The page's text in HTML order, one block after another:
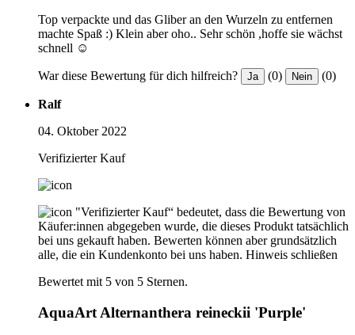
Top verpackte und das Gliber an den Wurzeln zu entfernen
machte Spaß :) Klein aber oho.. Sehr schön ,hoffe sie wächst
schnell ☺️
War diese Bewertung für dich hilfreich? Ja (0) Nein (0)
Ralf
04. Oktober 2022
Verifizierter Kauf
"Verifizierter Kauf“ bedeutet, dass die Bewertung von
Käufer:innen abgegeben wurde, die dieses Produkt tatsächlich
bei uns gekauft haben. Bewerten können aber grundsätzlich
alle, die ein Kundenkonto bei uns haben. Hinweis schließen
Bewertet mit 5 von 5 Sternen.
AquaArt Alternanthera reineckii 'Purple'